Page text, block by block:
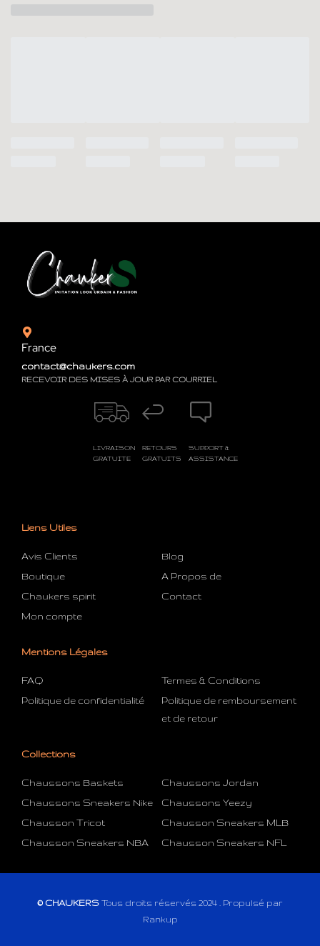
France
contact@chaukers.com
RECEVOIR DES MISES À JOUR PAR COURRIEL
LIVRAISON
GRATUITE
RETOURS
GRATUITS
SUPPORT &
ASSISTANCE
Liens Utiles
Avis Clients
Blog
Boutique
A Propos de
Chaukers spirit
Contact
Mon compte
Mentions Légales
FAQ
Termes & Conditions
Politique de confidentialité
Politique de remboursement
et de retour
Collections
Chaussons Baskets
Chaussons Jordan
Chaussons Sneakers Nike
Chaussons Yeezy
Chausson Tricot
Chausson Sneakers MLB
Chausson Sneakers NBA
Chausson Sneakers NFL
© CHAUKERS Tous droits réservés 2024 . Propulsé par
Rankup